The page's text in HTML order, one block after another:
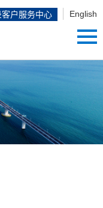
English
客户服务中心